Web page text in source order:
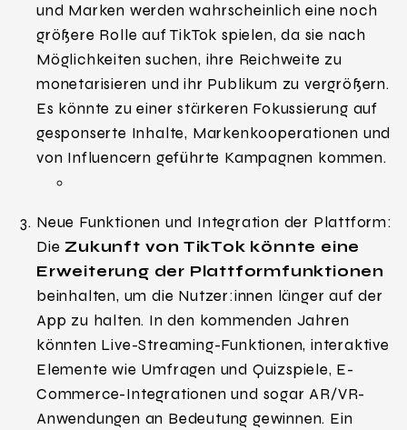
und Marken werden wahrscheinlich eine noch
größere Rolle auf TikTok spielen, da sie nach
Möglichkeiten suchen, ihre Reichweite zu
monetarisieren und ihr Publikum zu vergrößern.
Es könnte zu einer stärkeren Fokussierung auf
gesponserte Inhalte, Markenkooperationen und
von Influencern geführte Kampagnen kommen.
Neue Funktionen und Integration der Plattform:
Die Zukunft von TikTok könnte eine
Erweiterung der Plattformfunktionen
beinhalten, um die Nutzer:innen länger auf der
App zu halten. In den kommenden Jahren
könnten Live-Streaming-Funktionen, interaktive
Elemente wie Umfragen und Quizspiele, E-
Commerce-Integrationen und sogar AR/VR-
Anwendungen an Bedeutung gewinnen. Ein